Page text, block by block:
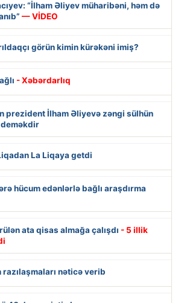
“İlham Əliyev müharibəni, həm də
— VİDEO
görün kimin kürəkəni imiş?
- Xəbərdarlıq
prezident İlham Əliyevə zəngi sülhün
La Liqaya getdi
hücum edənlərlə bağlı araşdırma
ata qisas almağa çalışdı - 5 illik
nəticə verib